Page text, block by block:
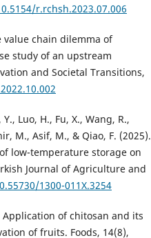
r.rchsh.2023.07.006
value chain dilemma of
study of an upstream
and Societal Transitions,
Luo, H., Fu, X., Wang, R.,
M., Asif, M., & Qiao, F. (2025).
low-temperature storage on
Journal of Agriculture and
1300-011X.3254
Application of chitosan and its
of fruits. Foods, 14(8),